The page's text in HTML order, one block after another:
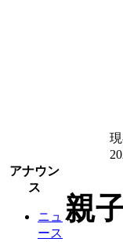
アナウン
ス
ニュ
ース
親